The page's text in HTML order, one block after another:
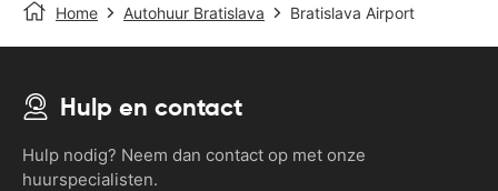
Home Autohuur Bratislava Bratislava Airport
Hulp en contact
Hulp nodig? Neem dan contact op met onze
huurspecialisten.